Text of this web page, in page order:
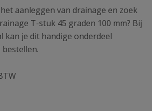
aanleggen van drainage en zoek
T-stuk 45 graden 100 mm? Bij
kan je dit handige onderdeel